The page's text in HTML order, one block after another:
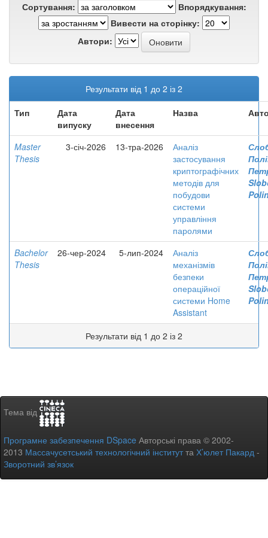
Сортування:
Впорядкування:
Вивести на сторінку:
Автори:
Результати від 1 до 2 із 2
Тип
Дата
випуску
Дата
внесення
Назва
Master
Thesis
3-січ-2026 13-тра-2026
Аналіз
застосування
криптографічних
методів для
побудови
системи
управління
паролями
Bachelor
Thesis
26-чер-2024 5-лип-2024
Аналіз
механізмів
безпеки
операційної
системи Home
Assistant
Результати від 1 до 2 із 2
Тема від
Програмне забезпечення DSpace Авторські права © 2002-
2013 Массачусетський технологічний інститутта Х’юлет Пакард -
Зворотний зв’язок